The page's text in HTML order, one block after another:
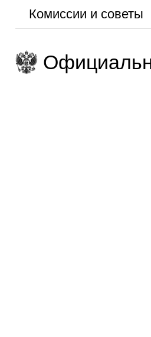
Комиссии и советы